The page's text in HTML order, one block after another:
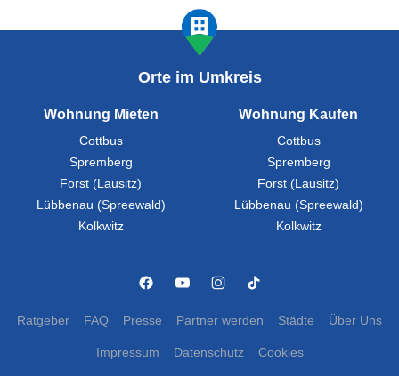
Orte im Umkreis
Wohnung Mieten
Cottbus
Spremberg
Forst (Lausitz)
Lübbenau (Spreewald)
Kolkwitz
Wohnung Kaufen
Cottbus
Spremberg
Forst (Lausitz)
Lübbenau (Spreewald)
Kolkwitz
Ratgeber FAQ Presse Partner werden Städte Über Uns
Impressum Datenschutz Cookies